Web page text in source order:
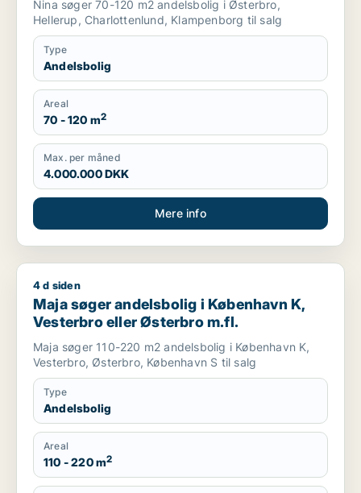
Nina søger 70-120 m2 andelsbolig i Østerbro,
Hellerup, Charlottenlund, Klampenborg til salg
Type
Andelsbolig
Areal
70 - 120 m2
Max. per måned
4.000.000 DKK
Mere info
Maja søger andelsbolig i København K, Vesterbro eller
4 d siden
Maja søger andelsbolig i København K,
Vesterbro eller Østerbro m.fl.
Maja søger 110-220 m2 andelsbolig i København K,
Vesterbro, Østerbro, København S til salg
Type
Andelsbolig
Areal
110 - 220 m2